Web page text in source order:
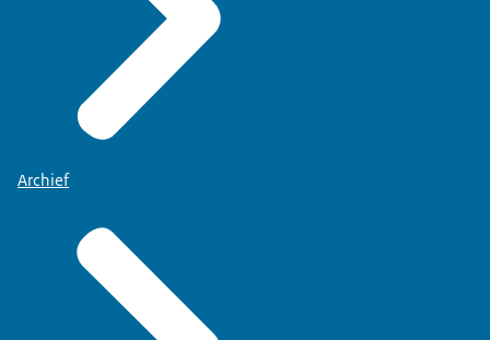
Archief